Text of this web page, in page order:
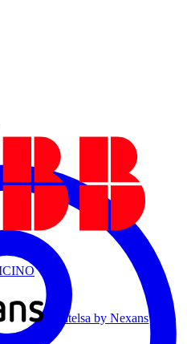
Centelsa by Nexans